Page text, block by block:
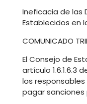
Ineficacia de las
Establecidos en
COMUNICADO
El Consejo de
artículo 1.6.1.6.3
los
pagar